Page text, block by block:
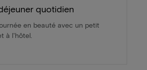
quotidien
en beauté avec un petit
à l'hôtel.